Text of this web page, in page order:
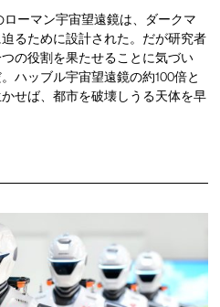
ーマン宇宙望遠鏡は、ダークマ
るために設計された。だが研究者
の役割を果たせることに気づい
ハッブル宇宙望遠鏡の約100倍と
せば、都市を破壊しうる天体を早